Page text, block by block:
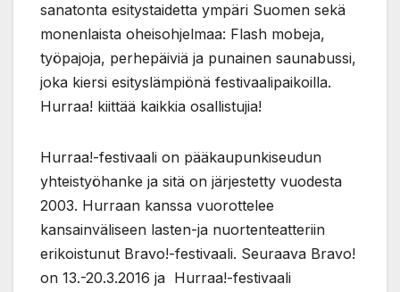
sanatonta esitystaidetta ympäri Suomen sekä
monenlaista oheisohjelmaa: Flash mobeja,
työpajoja, perhepäiviä ja punainen saunabussi,
joka kiersi esityslämpiönä festivaalipaikoilla.
Hurraa! kiittää kaikkia osallistujia!
Hurraa!-festivaali on pääkaupunkiseudun
yhteistyöhanke ja sitä on järjestetty vuodesta
2003. Hurraan kanssa vuorottelee
kansainväliseen lasten-ja nuortenteatteriin
erikoistunut Bravo!-festivaali. Seuraava Bravo!
on 13.-20.3.2016 ja Hurraa!-festivaali